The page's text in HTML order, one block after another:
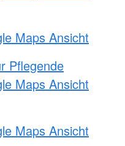
Maps Ansicht
Pflegende
Maps Ansicht
Maps Ansicht